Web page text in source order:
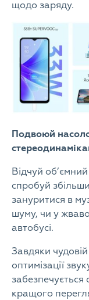
щодо заряду.
Подвоюй
Відчуй
спробуй
зануритися в
шуму, чи у
автобусі.
Завдяки
оптимізації
кращого